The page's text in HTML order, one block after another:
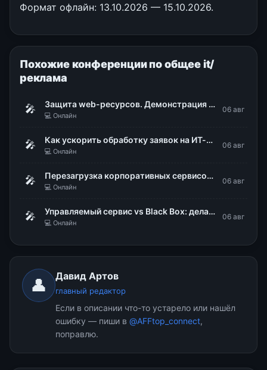
Формат офлайн: 13.10.2026 — 15.10.2026.
Похожие конференции по общее it/
реклама
🎤 Защита web-ресурсов. Демонстрация WAF Dallas Lock
💻 Онлайн
06 авг
🎤 Как ускорить обработку заявок на ИТ-сервисы в 48 раз
💻 Онлайн
06 авг
🎤 Перезагрузка корпоративных сервисов в «ИНГОРТЕХЕ»
💻 Онлайн
06 авг
🎤 Управляемый сервис vs Black Box: делаем поведение ИИ-агентов предсказуемым
💻 Онлайн
06 авг
👤 Давид Артов
главный редактор
Если в описании что-то устарело или нашёл
ошибку — пиши в @AFFtop_connect,
поправлю.